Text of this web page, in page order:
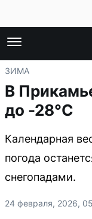
ЗИМА
В
до -28°С
Календарная
погода
снегопадами.
24 февраля, 2026,